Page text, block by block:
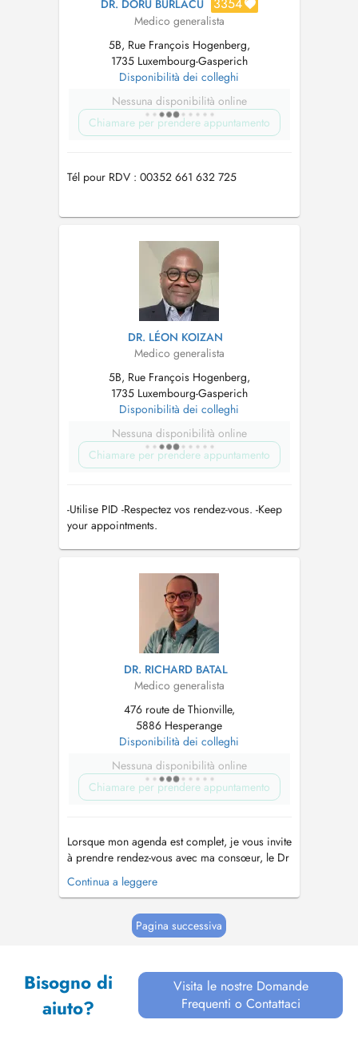
DR. DORU BURLACU
Medico generalista
5B, Rue François Hogenberg,
1735 Luxembourg-Gasperich
Disponibilità dei colleghi
Nessuna disponibilità online
Chiamare per prendere appuntamento
Tél pour RDV : 00352 661 632 725
DR. LÉON KOIZAN
Medico generalista
5B, Rue François Hogenberg,
1735 Luxembourg-Gasperich
Disponibilità dei colleghi
Nessuna disponibilità online
Chiamare per prendere appuntamento
-Utilise PID -Respectez vos rendez-vous. -Keep
your appointments.
DR. RICHARD BATAL
Medico generalista
476 route de Thionville,
5886 Hesperange
Disponibilità dei colleghi
Nessuna disponibilità online
Chiamare per prendere appuntamento
Lorsque mon agenda est complet, je vous invite
à prendre rendez-vous avec ma consœur, le Dr
Hocine Lina avec qui je partage mon cabinet.
Consultations sans rendez-vous cf Doctena
majoration -Accès selon l'ordre d'arrivée
Consultation non garan...
Continua a leggere
Pagina successiva
Bisogno di
aiuto?
Visita le nostre Domande
Frequenti o Contattaci